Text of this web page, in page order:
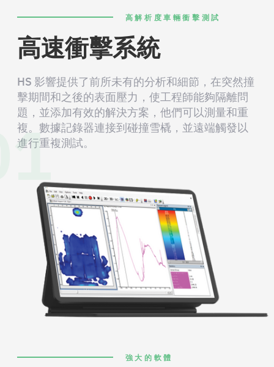
高解析度車輛衝擊測試
高速衝擊系統
HS 影響提供了前所未有的分析和細節，在突然撞
擊期間和之後的表面壓力，使工程師能夠隔離問
題，並添加有效的解決方案，他們可以測量和重
複。數據記錄器連接到碰撞雪橇，並遠端觸發以
進行重複測試。
強大的軟體